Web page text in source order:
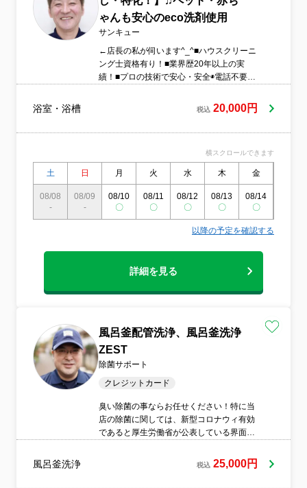
ゆとりを生み出します。⑤ わかりやすく、
安心の料金システム！追加料金ナシで明朗
レジットカード払いにも対応しています。
まずはお気軽にご相談ください。
ゃんも安心のeco洗剤使用
サンキュー
←店長の私が伺います^_^■ハウスクリーニ
ング士資格有り！■業界歴20年以上の実
績！■プロの技術で安心・安全◉電話不要！
で時間が無い方！■60分以内にお返事お約
束！（作業中の場合は120分以内 にお返
浴室・浴槽 税込 20,000円
横スクロールできます
土 日 月 火 水 木 金
08/08
-
08/09
-
08/10
〇
08/11
〇
08/12
〇
08/13
〇
08/14
〇
以降の予定を確認する
詳細を見る
風呂釜配管洗浄、風呂釜洗浄
ZEST
除菌サポート
クレジットカード
臭い除菌の事ならお任せください！特に当
店の除菌に関しては、新型コロナウィ有効
であると厚生労働省が公表している界面活
単に交換できますが風呂釜の配管は大掛か
りな工事になり簡単には交換ができません
風呂釜洗浄 税込 25,000円